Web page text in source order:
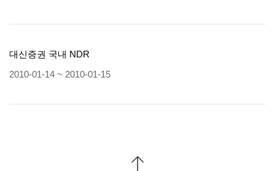
대신증권 국내 NDR
2010-01-14 ~ 2010-01-15